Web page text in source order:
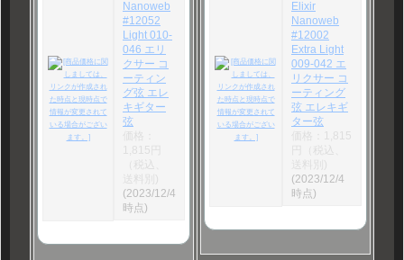
Nanoweb
#12052
Light 010-
046 エリ
クサー コ
ーティン
グ弦 エレ
キギター
弦
価格：
1,815円
（税込、
(2023/12/4
時点)
Elixir
Nanoweb
#12002
Extra Light
009-042 エ
リクサー コ
ーティング
弦 エレキギ
ター弦
価格：1,815
円（税込、
(2023/12/4
時点)